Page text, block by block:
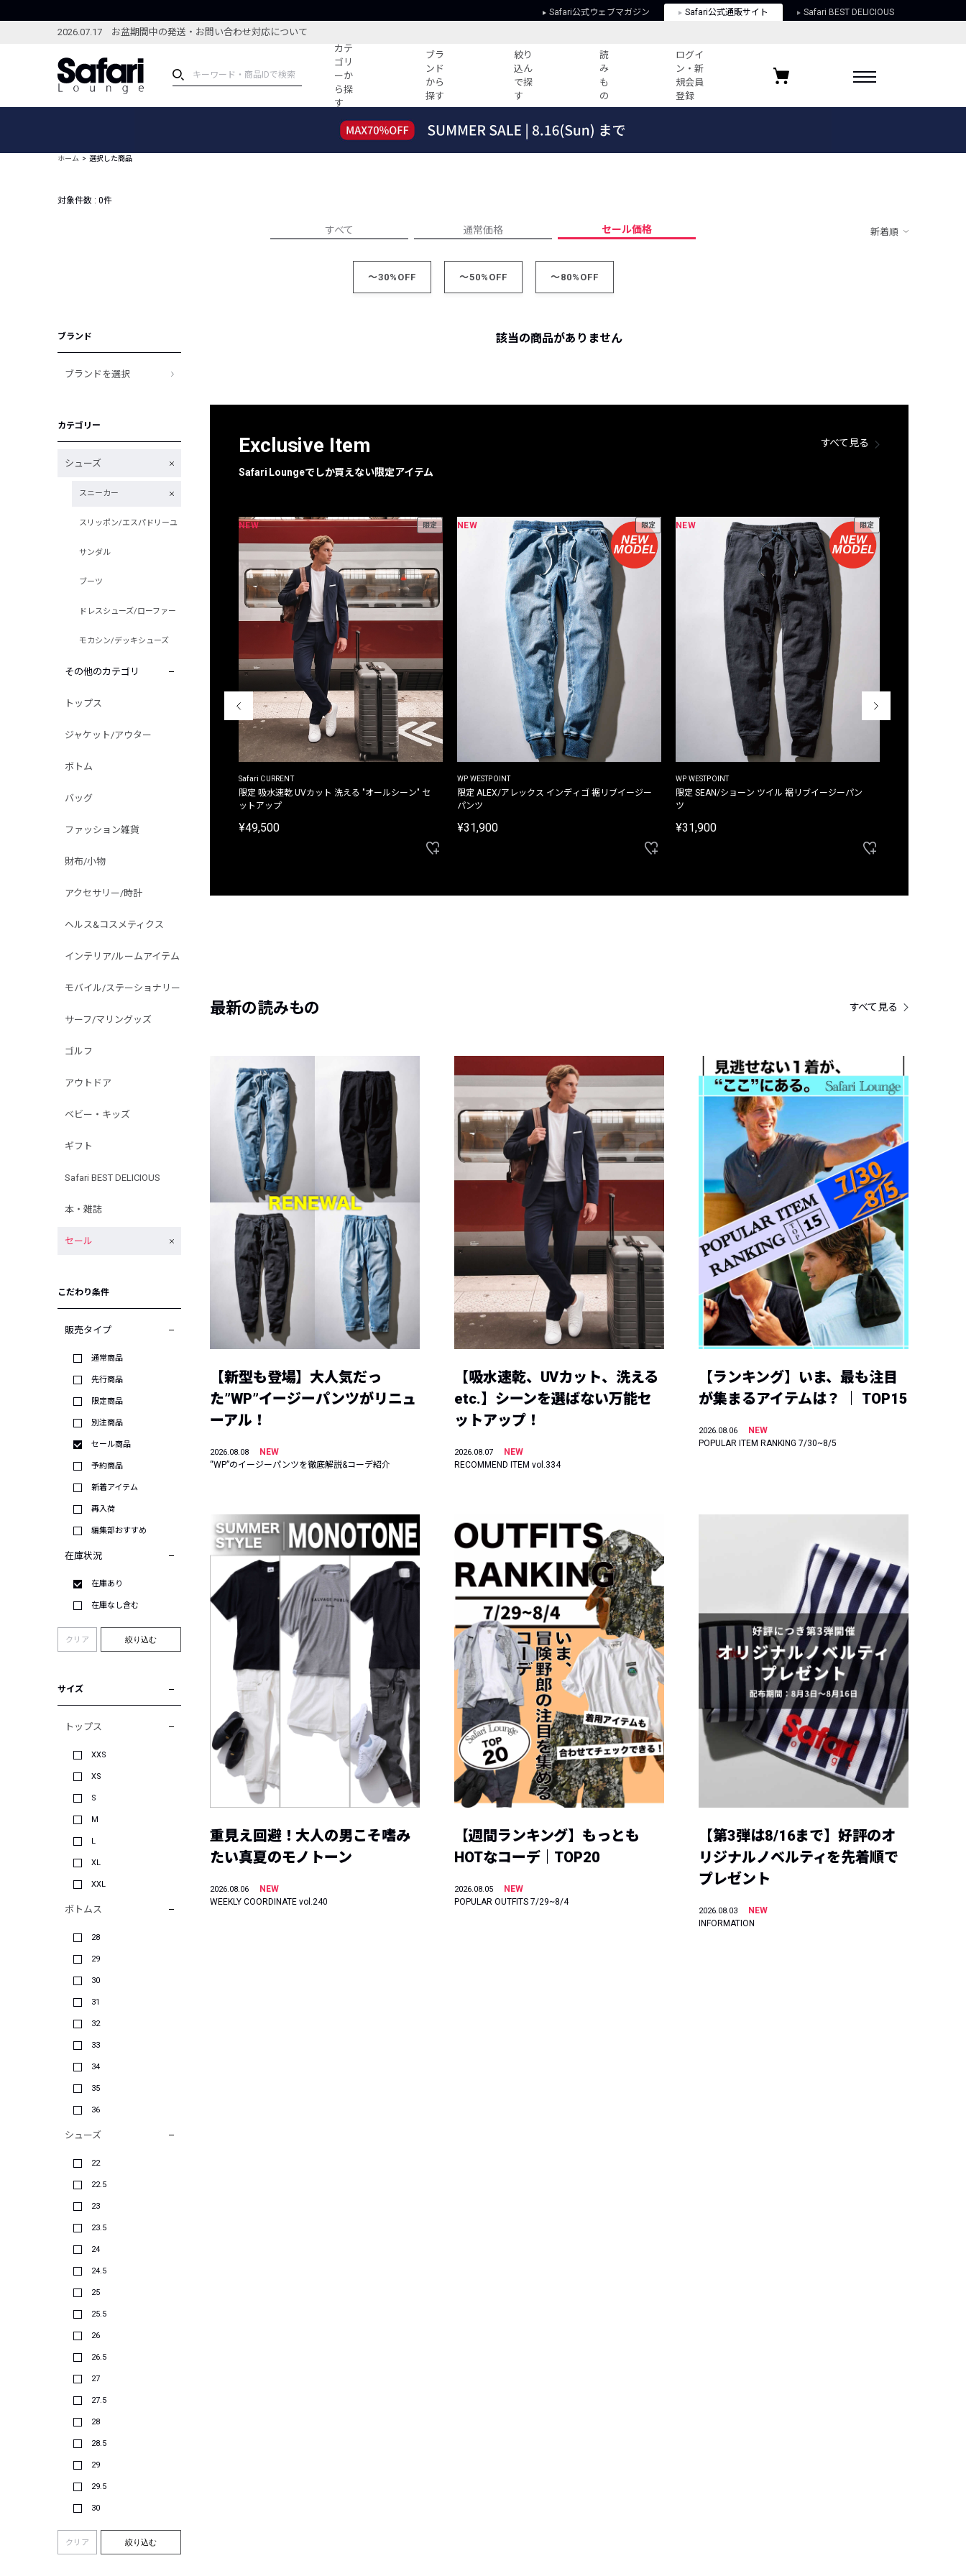
Safari公式ウェブマガジン Safari公式通販サイト Safari BEST DELICIOUS
2026.07.17 お盆期間中の発送・お問い合わせ対応について
カテ
ゴリ
ーか
ら探
す
ブラ
ンド
から
探す
絞り
込ん
で探
す
読
み
も
の
ログイ
ン・新
規会員
登録
ブランドから探す
新着アイテム
編集部のおすすめコーディネート
すべての記事
新ブランドご紹介！
バイヤーズ レコメンド
会社概要
プライバシーポリシー
お気に入りブランド
ホーム 選択した商品
対象件数 : 0件
すべて 通常価格 セール価格 新着順
～30%OFF ～50%OFF ～80%OFF
ブランド
ブランドを選択
カテゴリー
シューズ
スニーカー
スリッポン/エスパドリーユ
サンダル
ブーツ
ドレスシューズ/ローファー
モカシン/デッキシューズ
その他のカテゴリ
トップス
ジャケット/アウター
ボトム
バッグ
ファッション雑貨
財布/小物
アクセサリー/時計
ヘルス&コスメティクス
インテリア/ルームアイテム
モバイル/ステーショナリー
サーフ/マリングッズ
ゴルフ
アウトドア
ベビー・キッズ
ギフト
Safari BEST DELICIOUS
本・雑誌
セール
こだわり条件
販売タイプ
通常商品
先行商品
限定商品
別注商品
セール商品
予約商品
新着アイテム
再入荷
編集部おすすめ
在庫状況
在庫あり
在庫なし含む
クリア 絞り込む
サイズ
トップス
XXS
XS
S
M
L
XL
XXL
ボトムス
28
29
30
31
32
33
34
35
36
シューズ
22
22.5
23
23.5
24
24.5
25
25.5
26
26.5
27
27.5
28
28.5
29
29.5
30
クリア 絞り込む
該当の商品がありません
Exclusive Item
Safari Loungeでしか買えない限定アイテム
すべて見る
限定
別注限定 フード付き チェックシャツジャケット
NEW 限定
Safari CURRENT
限定 吸水速乾 UVカット 洗える "オールシーン" セ
ットアップ
¥49,500
NEW 限定
WP WESTPOINT
限定 ALEX/アレックス インディゴ 裾リブイージー
パンツ
¥31,900
NEW 限定
WP WESTPOINT
限定 SEAN/ショーン ツイル 裾リブイージーパン
ツ
¥31,900
最新の読みもの すべて見る
【新型も登場】大人気だっ
た”WP”イージーパンツがリニュ
ーアル！
2026.08.08
NEW
“WP”のイージーパンツを徹底解説&コーデ紹介
【吸水速乾、UVカット、洗える
etc.】シーンを選ばない万能セ
ットアップ！
2026.08.07
NEW
RECOMMEND ITEM vol.334
【ランキング】いま、最も注目
が集まるアイテムは？ ｜ TOP15
2026.08.06
NEW
POPULAR ITEM RANKING 7/30~8/5
重見え回避！大人の男こそ嗜み
たい真夏のモノトーン
2026.08.06
NEW
WEEKLY COORDINATE vol.240
【週間ランキング】もっとも
HOTなコーデ｜TOP20
2026.08.05
NEW
POPULAR OUTFITS 7/29~8/4
【第3弾は8/16まで】好評のオ
リジナルノベルティを先着順で
プレゼント
2026.08.03
NEW
INFORMATION